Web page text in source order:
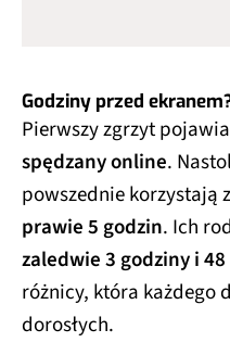
Godziny przed
Pierwszy zgrzyt
spędzany online.
powszednie korzystają
prawie 5 godzin. Ich
zaledwie 3 godziny i
różnicy, która każdego
dorosłych.